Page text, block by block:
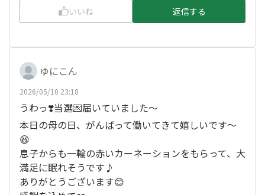
いいね 返信する
ゆにこん
2026/05/10 23:18
うわっ❣️当選💌届いていました〜
本日の母の日、がんばって働いてきて嬉しいです〜
😆
息子からも一輪の赤いカーネーションをもらって、大
満足に眠れそうです♪
ありがとうございます😊